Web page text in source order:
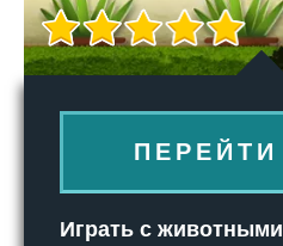
ПЕРЕЙТИ
Играть с